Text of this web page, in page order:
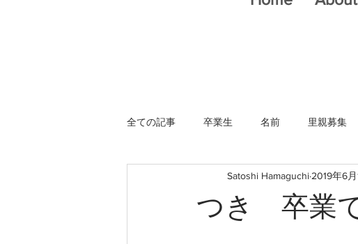
全ての記事 卒業生 名前 里親募集
つき 卒業で
Satoshi Hamaguchi 2019年6月